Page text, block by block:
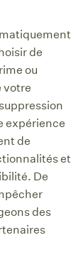
de
ou
votre
expérience
de
et
De
des